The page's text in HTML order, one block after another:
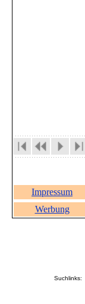
Impressum
Werbung
Suchlinks: